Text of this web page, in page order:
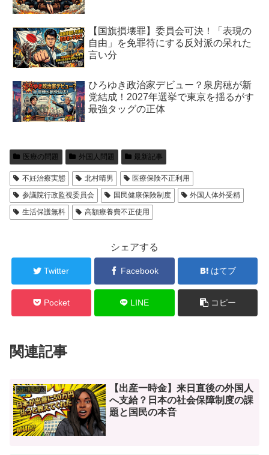
【国旗損壊罪】委員会可決！「表現の
自由」を免罪符にする反対派の呆れた
言い分
ひろゆき政治家デビュー？泉房穂が新
党結成！2027年選挙で東京を揺るがす
最強タッグの正体
医療の問題 外国人問題 最新記事
不妊治療実態 北村晴男
医療保険不正利用
参議院行政監視委員会
国民健康保険制度
外国人体外受精
生活保護無料
高額療養費不正使用
シェアする
Twitter Facebook はてブ
Pocket LINE コピー
関連記事
外国人問題
【出産一時金】来日直後の外国人
へ支給？日本の社会保障制度の課
題と国民の本音